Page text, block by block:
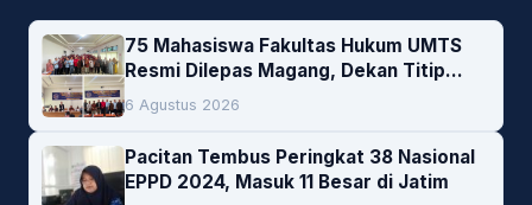
75 Mahasiswa Fakultas Hukum UMTS
Resmi Dilepas Magang, Dekan Titip
Empat Pesan Penting
6 Agustus 2026
Pacitan Tembus Peringkat 38 Nasional
EPPD 2024, Masuk 11 Besar di Jatim